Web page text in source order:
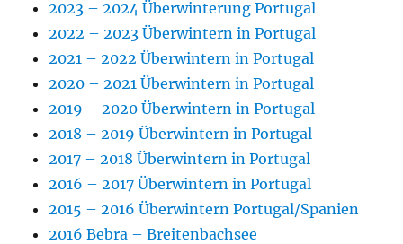
2023 – 2024 Überwinterung Portugal
2022 – 2023 Überwintern in Portugal
2021 – 2022 Überwintern in Portugal
2020 – 2021 Überwintern in Portugal
2019 – 2020 Überwintern in Portugal
2018 – 2019 Überwintern in Portugal
2017 – 2018 Überwintern in Portugal
2016 – 2017 Überwintern in Portugal
2015 – 2016 Überwintern Portugal/Spanien
2016 Bebra – Breitenbachsee